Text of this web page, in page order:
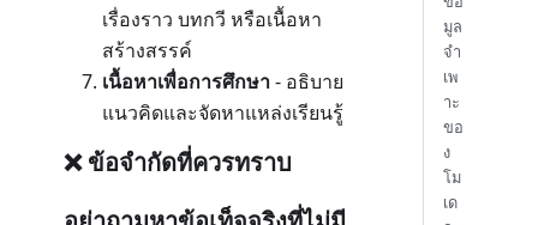
เรื่องราว บทกวี หรือเนื้อหา
สร้างสรรค์
เนื้อหาเพื่อการศึกษา- อธิบาย
แนวคิดและจัดหาแหล่งเรียนรู้
❌ ข้อจำกัดที่ควรทราบ
มูล
จำ
เพ
าะ
ขอ
ง
โม
เด